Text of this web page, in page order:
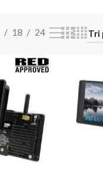
18 24